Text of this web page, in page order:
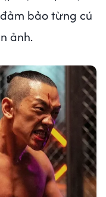
bảo từng cú
ảnh.